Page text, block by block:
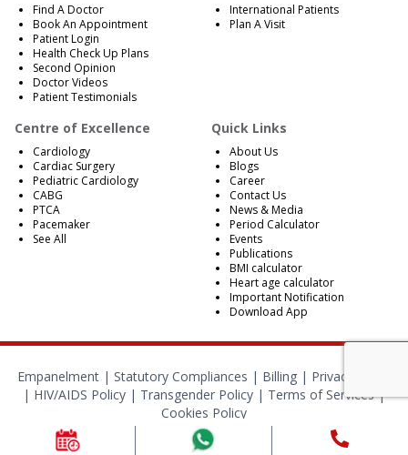
Find A Doctor
Book An Appointment
Patient Login
Health Check Up Plans
Second Opinion
Doctor Videos
Patient Testimonials
International Patients
Plan A Visit
Centre of Excellence
Cardiology
Cardiac Surgery
Pediatric Cardiology
CABG
PTCA
Pacemaker
See All
Quick Links
About Us
Blogs
Career
Contact Us
News & Media
Period Calculator
Events
Publications
BMI calculator
Heart age calculator
Important Notification
Download App
Empanelment| Statutory Compliances | Billing| Privacy Policy
| HIV/AIDS Policy | Transgender Policy | Terms of Services|
Cookies Policy
© 2024 BMB Kolkata. All Rights Reserved.